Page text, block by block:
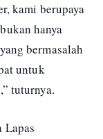
kami berupaya
hanya
bermasalah
untuk
tuturnya.
Lapas